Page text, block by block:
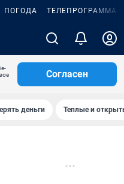
ПОГОДА ТЕЛЕПРОГРАММА
Согласен
деньги Теплые и